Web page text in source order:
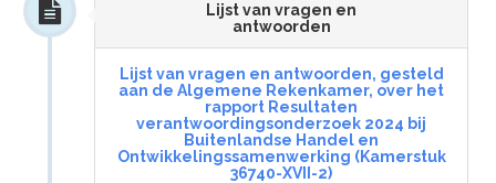
Lijst van vragen en
antwoorden
Lijst van vragen en antwoorden, gesteld
aan de Algemene Rekenkamer, over het
rapport Resultaten
verantwoordingsonderzoek 2024 bij
Buitenlandse Handel en
Ontwikkelingssamenwerking (Kamerstuk
36740-XVII-2)